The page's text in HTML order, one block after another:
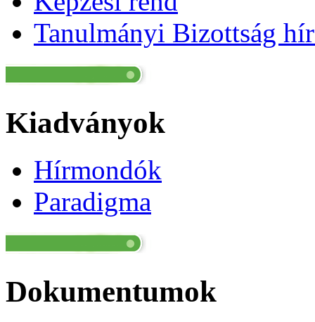
Tanulmányi Bizottság
Kiadványok
Hírmondók
Paradigma
Dokumentumok